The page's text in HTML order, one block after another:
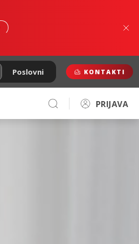
Poslovni KONTAKTI
PRIJAVA